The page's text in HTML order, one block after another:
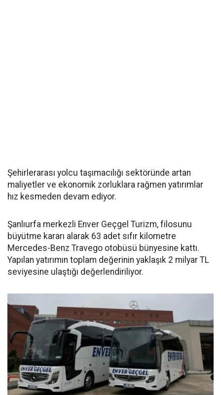
Şehirlerarası yolcu taşımacılığı sektöründe artan
maliyetler ve ekonomik zorluklara rağmen yatırımlar
hız kesmeden devam ediyor.
Şanlıurfa merkezli Enver Geçgel Turizm, filosunu
büyütme kararı alarak 63 adet sıfır kilometre
Mercedes-Benz Travego otobüsü bünyesine kattı.
Yapılan yatırımın toplam değerinin yaklaşık 2 milyar TL
seviyesine ulaştığı değerlendiriliyor.